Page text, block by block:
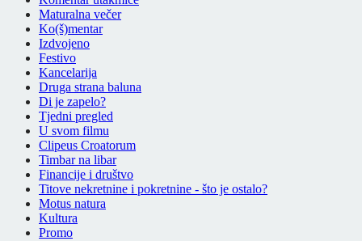
Maturalna večer
Ko(š)mentar
Izdvojeno
Festivo
Kancelarija
Druga strana baluna
Di je zapelo?
Tjedni pregled
U svom filmu
Clipeus Croatorum
Timbar na libar
Financije i društvo
Titove nekretnine i pokretnine - što je ostalo?
Motus natura
Kultura
Promo